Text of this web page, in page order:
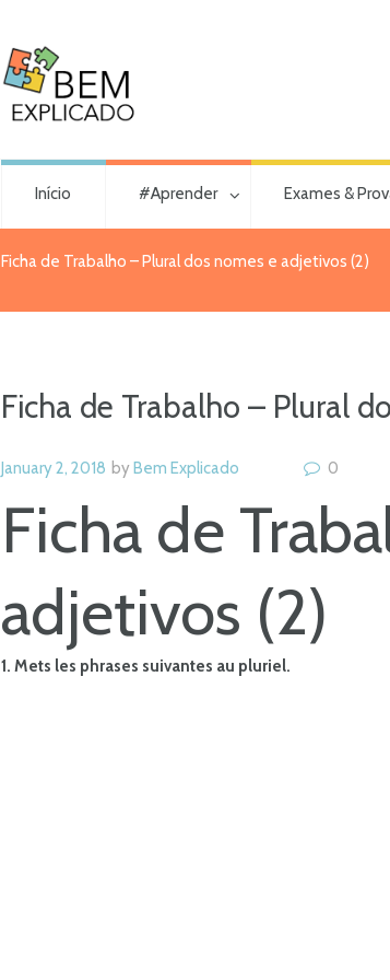
Início #Aprender Exames &
Ficha de Trabalho – Plural dos nomes e adjetivos (2)
Ficha de Trabalho – Plural
January 2, 2018 byBem Explicado 0
Ficha de
adjetivos (2)
1. Mets les phrases suivantes au pluriel.